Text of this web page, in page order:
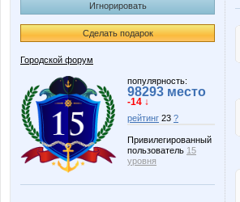
Игнорировать
Сделать подарок
Городской форум
популярность:
98293 место
-14 ↓
рейтинг 23 ?
Привилегированный
пользователь 15
уровня